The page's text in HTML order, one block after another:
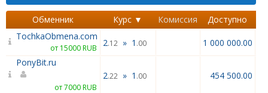
Обменник Курс ▼ Комиссия Доступно
TochkaObmena.com
от 15000 RUB 2.12 » 1 .00
1 000 000.00
PonyBit.ru
от 7000 RUB
2.22 » 1 .00 454 500.00